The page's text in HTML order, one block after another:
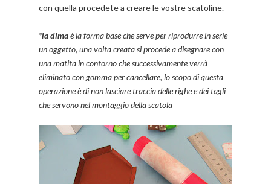
con quella procedete a creare le vostre scatoline.
*la dimaè la forma base che serve per riprodurre in serie
un oggetto, una volta creata si procede a disegnare con
una matita in contorno che successivamente verrà
eliminato con gomma per cancellare, lo scopo di questa
operazione è di non lasciare traccia delle righe e dei tagli
che servono nel montaggio della scatola